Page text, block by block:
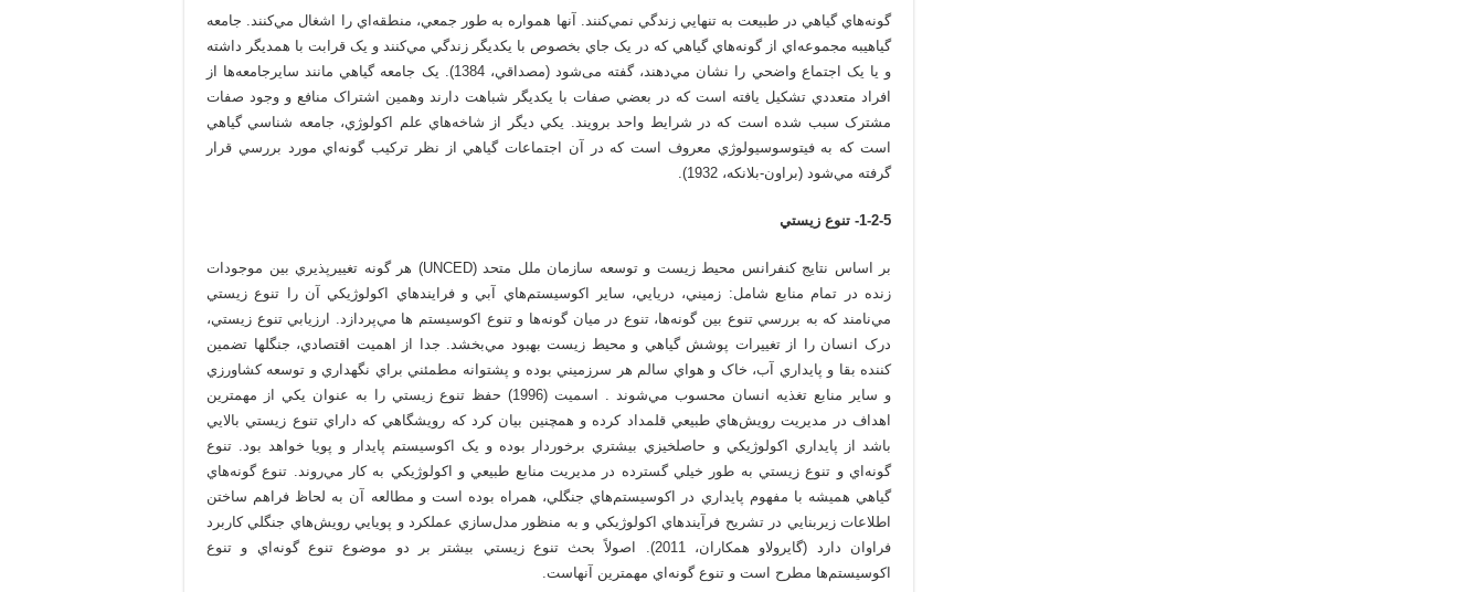
گونه‌هاي گياهي در طبيعت به تنهايي زندگي نمي‌کنند. آنها همواره به طور جمعي، منطقه‌اي را اشغال مي‌کنند. جامعه
گياهيبه مجموعه‌اي از گونه‌هاي گياهي که در يک جاي بخصوص با يکديگر زندگي مي‌کنند و يک قرابت با همديگر داشته
و يا يک اجتماع واضحي را نشان مي‌دهند، گفته می‌شود (مصداقي، 1384). يک جامعه گياهي مانند سايرجامعه‌ها از
افراد متعددي تشکيل يافته است که در بعضي صفات با يکديگر شباهت دارند وهمين اشتراک منافع و وجود صفات
مشترک سبب شده است که در شرايط واحد برويند. يکي ديگر از شاخه‌هاي علم اکولوژي، جامعه‌ شناسي گياهي
است که به فيتوسوسيولوژي معروف است که در آن اجتماعات گياهي از نظر ترکيب گونه‌اي مورد بررسي قرار
گرفته مي‌شود (براون-بلانکه، 1932).
1-2-5- تنوع زيستي
بر اساس نتايج کنفرانس محيط زيست و توسعه سازمان ملل متحد (UNCED) هر گونه تغييرپذيري بين موجودات
زنده در تمام منابع شامل: زميني، دريايي، ساير اکوسيستم‌هاي آبي و فرايندهاي اکولوژيکي آن را تنوع زيستي
مي‌نامند که به بررسي تنوع بين گونه‌ها، تنوع در ميان گونه‌ها و تنوع اکوسيستم‌ ها مي‌پردازد. ارزيابي تنوع زيستي،
درک انسان را از تغييرات پوشش گياهي و محيط زيست بهبود مي‌بخشد. جدا از اهميت اقتصادي، جنگلها تضمين
کننده بقا و پايداري آب، خاک و هواي سالم هر سرزميني بوده و پشتوانه مطمئني براي نگهداري و توسعه کشاورزي
و ساير منابع تغذيه انسان محسوب مي‌شوند . اسميت (1996) حفظ تنوع زيستي را به عنوان يکي از مهمترين
اهداف در مديريت رويش‌هاي طبيعي قلمداد کرده و همچنين بيان کرد که رويشگاهي که داراي تنوع زيستي بالايي
باشد از پايداري اکولوژيکي و حاصلخيزي بيشتري برخوردار بوده و يک اکوسيستم پايدار و پويا خواهد بود. تنوع
گونه‌اي و تنوع زيستي به طور خيلي گسترده در مديريت منابع طبيعي و اكولوژيكي به كار مي‌روند. تنوع گونه‌هاي
گياهي هميشه با مفهوم پايداري در اکوسيستم‌هاي جنگلي، همراه بوده است و مطالعه آن به لحاظ فراهم ساختن
اطلاعات زيربنايي در تشريح فرآيندهاي اکولوژيکي و به منظور مدل‌سازي عملکرد و پويايي رويش‌هاي جنگلي کاربرد
فراوان دارد (گايرولاو همکاران، 2011). اصولاً بحث تنوع زيستي بيشتر بر دو موضوع تنوع گونه‌اي و تنوع
اکوسيستم‌ها مطرح است و تنوع گونه‌اي مهمترين آنهاست.